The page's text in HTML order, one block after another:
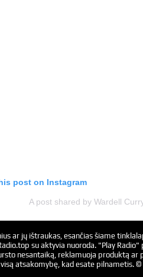
post on Instagram
A post shared by Wardell
ar jų ištraukas, esančias šiame
su aktyvia nuoroda. "Play
nesantaiką, reklamuoja produktą ar
atsakomybę, kad esate pilnametis. ©